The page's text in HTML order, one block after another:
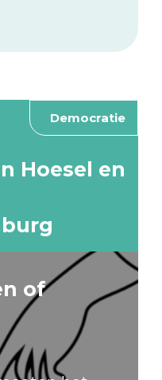
Democratie
Hoesel en
of